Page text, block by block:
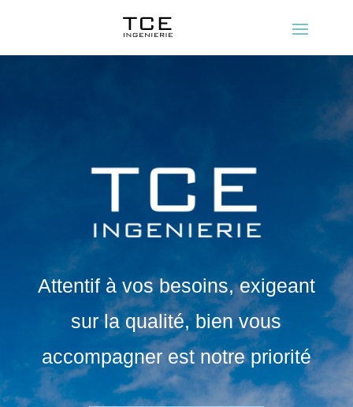
Attentif à vos besoins, exigeant
sur la qualité, bien vous
accompagner est notre priorité